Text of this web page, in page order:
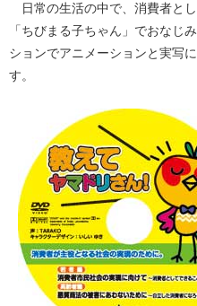
日常の生活の中で、消費者と
「ちびまる子ちゃん」でおなじ
ションでアニメーションと実写
す。